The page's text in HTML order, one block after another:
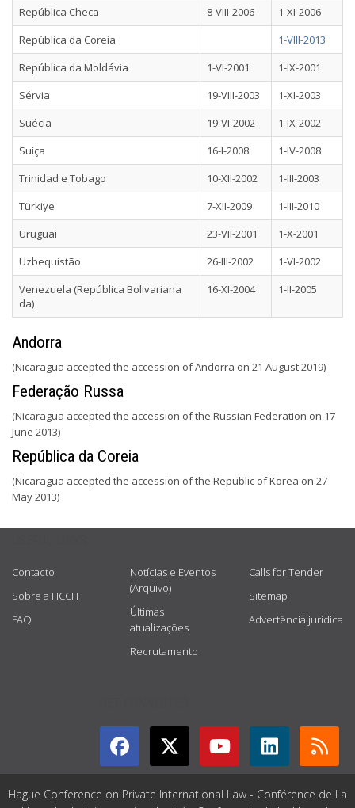
República Checa
8-VIII-2006
1-XI-2006
República da Coreia
1-VIII-2013
República da Moldávia
1-VI-2001
1-IX-2001
Sérvia
19-VIII-2003
1-XI-2003
Suécia
19-VI-2002
1-IX-2002
Suíça
16-I-2008
1-IV-2008
Trinidad e Tobago
10-XII-2002
1-III-2003
Türkiye
7-XII-2009
1-III-2010
Uruguai
23-VII-2001
1-X-2001
Uzbequistão
26-III-2002
1-VI-2002
Venezuela (República Bolivariana
da)
16-XI-2004 1-II-2005
Andorra
(Nicaragua accepted the accession of Andorra on 21 August 2019)
Federação Russa
(Nicaragua accepted the accession of the Russian Federation on 17
June 2013)
República da Coreia
(Nicaragua accepted the accession of the Republic of Korea on 27
May 2013)
Contacto
Sobre a HCCH
FAQ
Notícias e Eventos
(Arquivo)
Últimas
atualizações
Recrutamento
Calls for Tender
Sitemap
Advertência jurídica
Hague Conference on Private International Law - Conférence de La